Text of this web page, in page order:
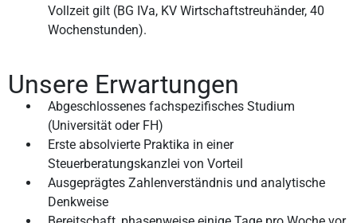
Vollzeit gilt (BG IVa, KV Wirtschaftstreuhänder, 40
Wochenstunden).
Unsere Erwartungen
Abgeschlossenes fachspezifisches Studium
(Universität oder FH)
Erste absolvierte Praktika in einer
Steuerberatungskanzlei von Vorteil
Ausgeprägtes Zahlenverständnis und analytische
Denkweise